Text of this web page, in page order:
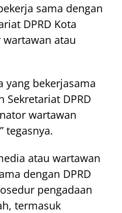
sama dengan
DPRD Kota
atau
yang bekerjasama
Sekretariat DPRD
wartawan
tegasnya.
atau wartawan
dengan DPRD
pengadaan
termasuk